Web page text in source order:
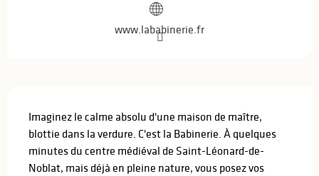
www.lababinerie.fr
Imaginez le calme absolu d'une maison de maître,
blottie dans la verdure. C'est la Babinerie. À quelques
minutes du centre médiéval de Saint-Léonard-de-
Noblat, mais déjà en pleine nature, vous posez vos